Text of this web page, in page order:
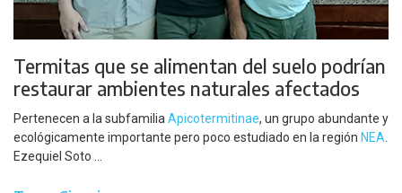
Termitas que se alimentan del suelo podrían
restaurar ambientes naturales afectados
Pertenecen a la subfamilia Apicotermitinae, un grupo abundante y
ecológicamente importante pero poco estudiado en la región NEA
Ezequiel Soto ...